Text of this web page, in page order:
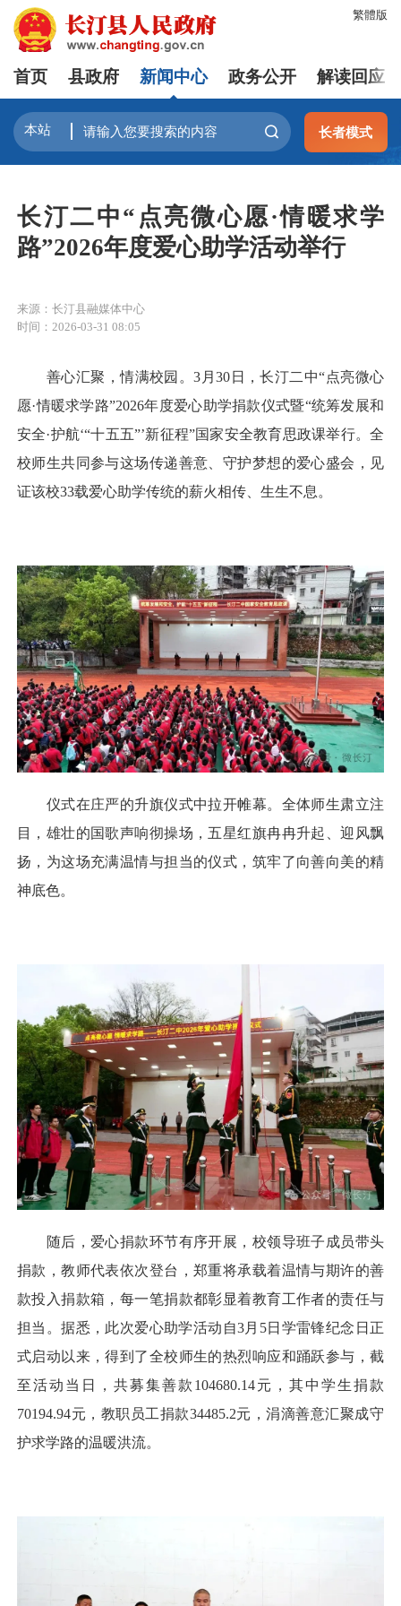
繁體版
首页 县政府 新闻中心 政务公开 解读回应
长者模式
长汀二中“点亮微心愿·情暖求学
路”2026年度爱心助学活动举行
来源：长汀县融媒体中心
时间：2026-03-31 08:05
善心汇聚，情满校园。3月30日，长汀二中“点亮微心
愿·情暖求学路”2026年度爱心助学捐款仪式暨“统筹发展和
安全·护航‘“十五五”’新征程”国家安全教育思政课举行。全
校师生共同参与这场传递善意、守护梦想的爱心盛会，见
证该校33载爱心助学传统的薪火相传、生生不息。
仪式在庄严的升旗仪式中拉开帷幕。全体师生肃立注
目，雄壮的国歌声响彻操场，五星红旗冉冉升起、迎风飘
扬，为这场充满温情与担当的仪式，筑牢了向善向美的精
神底色。
随后，爱心捐款环节有序开展，校领导班子成员带头
捐款，教师代表依次登台，郑重将承载着温情与期许的善
款投入捐款箱，每一笔捐款都彰显着教育工作者的责任与
担当。据悉，此次爱心助学活动自3月5日学雷锋纪念日正
式启动以来，得到了全校师生的热烈响应和踊跃参与，截
至活动当日，共募集善款104680.14元，其中学生捐款
70194.94元，教职员工捐款34485.2元，涓滴善意汇聚成守
护求学路的温暖洪流。